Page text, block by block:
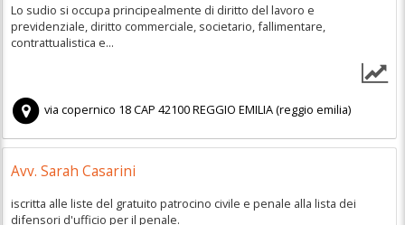
Lo sudio si occupa principealmente di diritto del lavoro e
previdenziale, diritto commerciale, societario, fallimentare,
contrattualistica e...
via copernico 18CAP42100REGGIO EMILIA(reggio emilia)
Avv. Sarah Casarini
iscritta alle liste del gratuito patrocino civile e penale alla lista dei
difensori d'ufficio per il penale.